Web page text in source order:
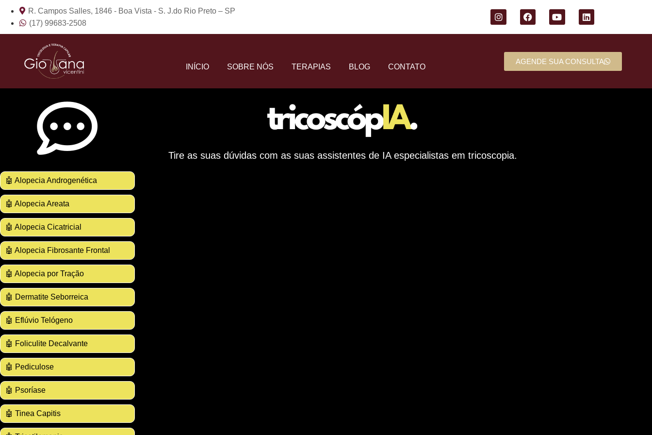
R. Campos Salles, 1846 - Boa Vista - S. J.do Rio Preto – SP
(17) 99683-2508
INÍCIO SOBRE NÓS TERAPIAS BLOG CONTATO
AGENDE SUA CONSULTA
🤖 Alopecia Androgenética
🤖 Alopecia Areata
🤖 Alopecia Cicatricial
🤖 Alopecia Fibrosante Frontal
🤖 Alopecia por Tração
🤖 Dermatite Seborreica
🤖 Eflúvio Telógeno
🤖 Foliculite Decalvante
🤖 Pediculose
🤖 Psoríase
🤖 Tinea Capitis
Tire as suas dúvidas com as suas assistentes de IA especialistas em tricoscopia​.